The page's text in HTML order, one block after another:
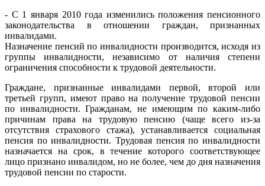
- С 1 января 2010 года изменились положения пенсионного
законодательства в отношении граждан, признанных
инвалидами.
Назначение пенсий по инвалидности производится, исходя из
группы инвалидности, независимо от наличия степени
ограничения способности к трудовой деятельности.
Граждане, признанные инвалидами первой, второй или
третьей групп, имеют право на получение трудовой пенсии
по инвалидности. Гражданам, не имеющим по каким-либо
причинам права на трудовую пенсию (чаще всего из-за
отсутствия страхового стажа), устанавливается социальная
пенсия по инвалидности. Трудовая пенсия по инвалидности
назначается на срок, в течение которого соответствующее
лицо признано инвалидом, но не более, чем до дня назначения
трудовой пенсии по старости.